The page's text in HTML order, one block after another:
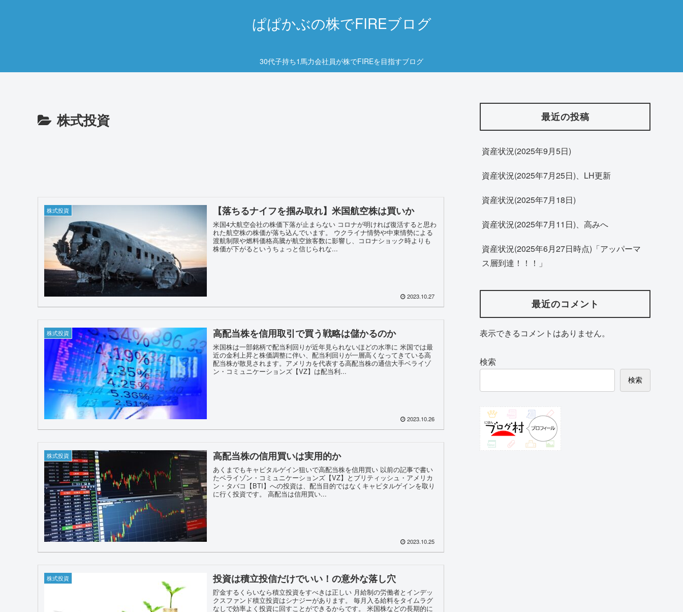
ぱぱかぶの株でFIREブログ
30代子持ち1馬力会社員が株でFIREを目指すブログ
株式投資
株式投資 【落ちるナイフを掴み取れ】米国航空株は買いか
米国4大航空会社の株価下落が止まらない コロナが明ければ復活すると思わ
れた航空株の株価が落ち込んでいます。 ウクライナ情勢や中東情勢による
渡航制限や燃料価格高騰が航空旅客数に影響し、コロナショック時よりも
株価が下がるというちょっと信じられな...
2023.10.27
株式投資 高配当株を信用取引で買う戦略は儲かるのか
米国株は一部銘柄で配当利回りが近年見られないほどの水準に 米国では最
近の金利上昇と株価調整に伴い、配当利回りが一層高くなってきている高
配当株が散見されます。アメリカを代表する高配当株の通信大手ベライゾ
ン・コミュニケーションズ【VZ】は配当利...
2023.10.26
株式投資 高配当株の信用買いは実用的か
あくまでもキャピタルゲイン狙いで高配当株を信用買い 以前の記事で書い
たベライゾン・コミュニケーションズ【VZ】とブリティッシュ・アメリカ
ン・タバコ【BTI】への投資は、配当目的ではなくキャピタルゲインを取り
に行く投資です。 高配当は信用買い...
2023.10.25
株式投資 投資は積立投信だけでいい！の意外な落し穴
貯金するくらいなら積立投資をすべきは正しい 月給制の労働者とインデッ
クスファンド積立投資はシナジーがあります。 毎月入る給料をタイムラグ
なしで効率よく投資に回すことができるからです。 米国株などの長期的に
最近の投稿
資産状況(2025年9月5日)
資産状況(2025年7月25日)、LH更新
資産状況(2025年7月18日)
資産状況(2025年7月11日)、高みへ
資産状況(2025年6月27日時点)「アッパーマ
ス層到達！！！」
最近のコメント
表示できるコメントはありません。
検索
検索